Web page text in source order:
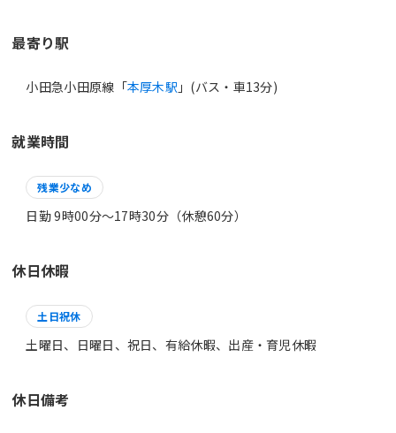
最寄り駅
小田急小田原線「本厚木駅 」(バス・車13分)
就業時間
残業少なめ
日勤 9時00分〜17時30分（休憩60分）
休日休暇
土日祝休
土曜日、日曜日、祝日、有給休暇、出産・育児休暇
休日備考